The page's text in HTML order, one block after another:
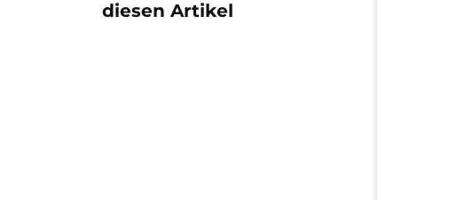
diesen Artikel